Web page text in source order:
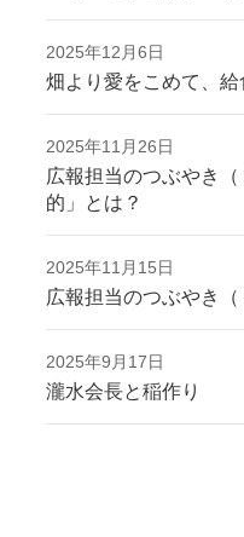
2025年12月6日
畑より愛をこめて、給
2025年11月26日
広報担当のつぶやき
的」とは？
2025年11月15日
広報担当のつぶやき
2025年9月17日
瀧水会長と稲作り